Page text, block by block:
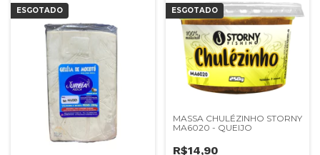
ESGOTADO ESGOTADO
MASSA CHULÉZINHO STORNY
MA6020 - QUEIJO
R$14,90